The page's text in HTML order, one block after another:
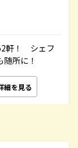
軒！ シェフ
所に！
細を見る